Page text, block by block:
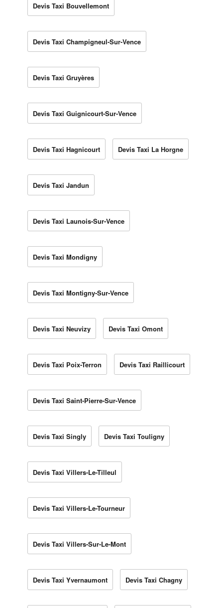
Devis Taxi Bouvellemont
Devis Taxi Champigneul-Sur-Vence
Devis Taxi Gruyères
Devis Taxi Guignicourt-Sur-Vence
Devis Taxi Hagnicourt Devis Taxi La Horgne
Devis Taxi Jandun
Devis Taxi Launois-Sur-Vence
Devis Taxi Mondigny
Devis Taxi Montigny-Sur-Vence
Devis Taxi Neuvizy Devis Taxi Omont
Devis Taxi Poix-Terron Devis Taxi Raillicourt
Devis Taxi Saint-Pierre-Sur-Vence
Devis Taxi Singly Devis Taxi Touligny
Devis Taxi Villers-Le-Tilleul
Devis Taxi Villers-Le-Tourneur
Devis Taxi Villers-Sur-Le-Mont
Devis Taxi Yvernaumont Devis Taxi Chagny